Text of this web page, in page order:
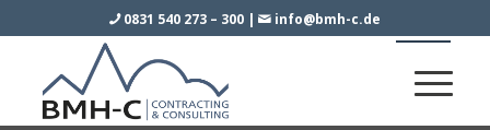
0831 540 273 – 300| info@bmh-c.de